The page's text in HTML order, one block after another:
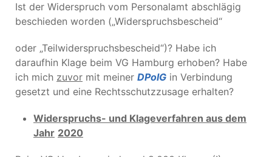
Ist der Widerspruch vom Personalamt abschlägig
beschieden worden („Widerspruchsbescheid“
oder „Teilwiderspruchsbescheid“)? Habe ich
daraufhin Klage beim VG Hamburg erhoben? Habe
ich mich zuvor mit meiner DPolG in Verbindung
gesetzt und eine Rechtsschutzzusage erhalten?
Widerspruchs- und Klageverfahren aus dem
Jahr 2020